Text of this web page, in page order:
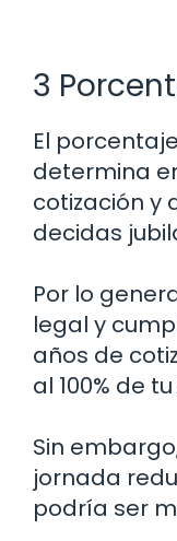
3
El
determina
cotización y
decidas
Por lo
legal y
años de
al 100% de
Sin
jornada
podría ser